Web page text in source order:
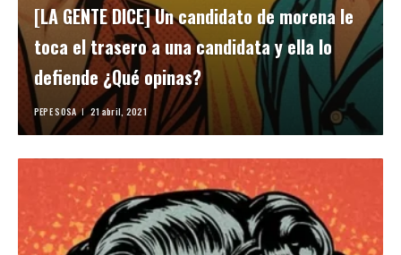
[LA GENTE DICE] Un candidato de morena le
toca el trasero a una candidata y ella lo
defiende ¿Qué opinas?
PEPE SOSA 21 abril, 2021